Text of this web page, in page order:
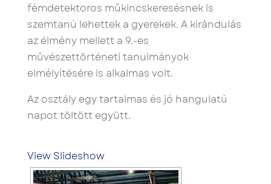
fémdetektoros műkincskeresésnek is
szemtanú lehettek a gyerekek. A kirándulás
az élmény mellett a 9.-es
művészettörténeti tanulmányok
elmélyítésére is alkalmas volt.
Az osztály egy tartalmas és jó hangulatú
napot töltött együtt.
View Slideshow